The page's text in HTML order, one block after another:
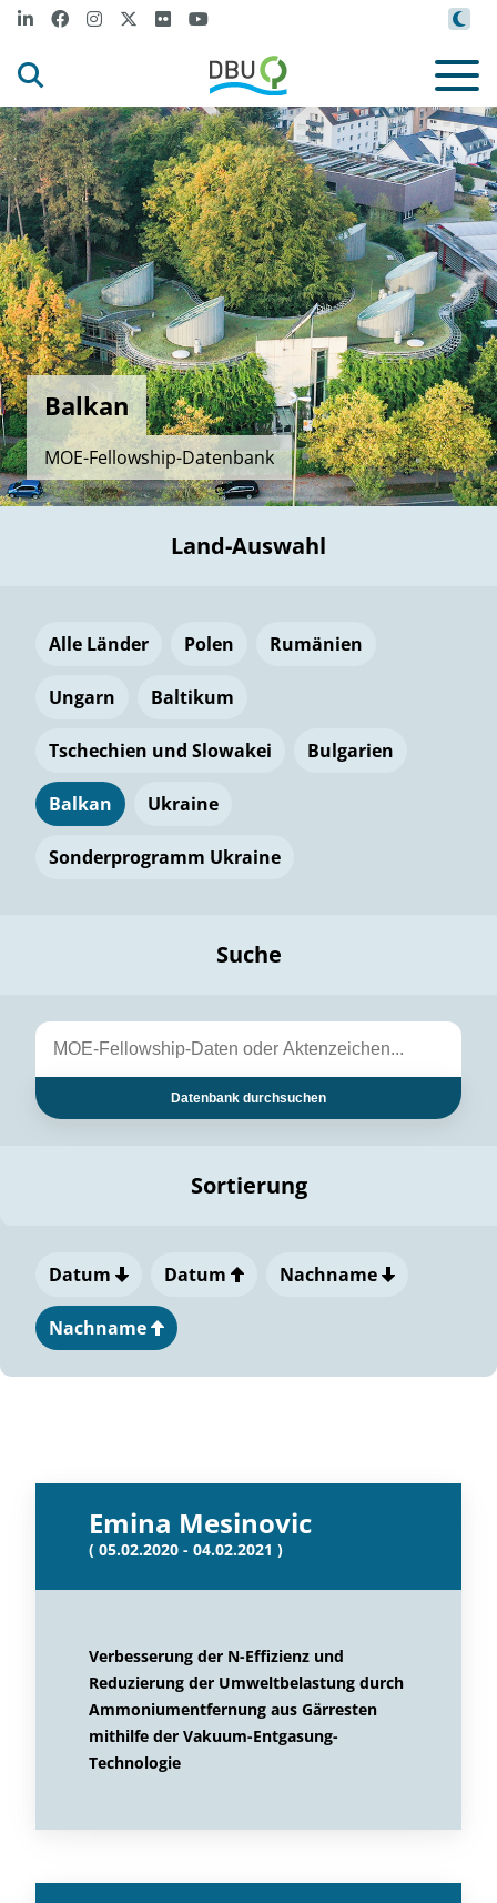
Balkan
MOE-Fellowship-Datenbank
Land-Auswahl
Alle Länder Polen Rumänien
Ungarn Baltikum
Tschechien und Slowakei Bulgarien
Balkan Ukraine
Sonderprogramm Ukraine
Suche
Datenbank durchsuchen
Sortierung
Datum Datum Nachname
Nachname
Emina Mesinovic
( 05.02.2020 - 04.02.2021 )
Verbesserung der N-Effizienz und
Reduzierung der Umweltbelastung durch
Ammoniumentfernung aus Gärresten
mithilfe der Vakuum-Entgasung-
Technologie